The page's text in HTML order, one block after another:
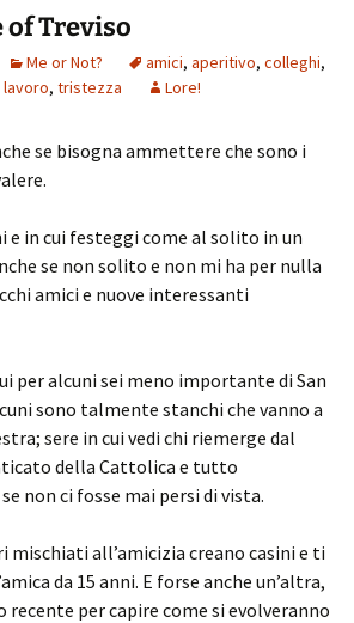
of Treviso
Me or Not? amici, aperitivo, colleghi,
lavoro, tristezza Lore!
se bisogna ammettere che sono i
e in cui festeggi come al solito in un
se non solito e non mi ha per nulla
amici e nuove interessanti
per alcuni sei meno importante di San
sono talmente stanchi che vanno a
sere in cui vedi chi riemerge dal
della Cattolica e tutto
non ci fosse mai persi di vista.
mischiati all’amicizia creano casini e ti
da 15 anni. E forse anche un’altra,
per capire come si evolveranno